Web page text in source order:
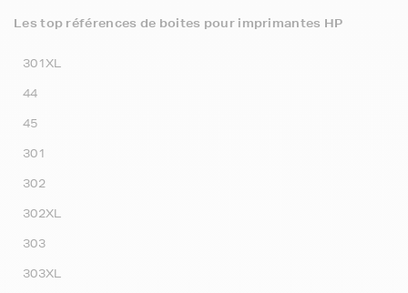
Les top références de boites pour imprimantes HP
301XL
44
45
301
302
302XL
303
303XL